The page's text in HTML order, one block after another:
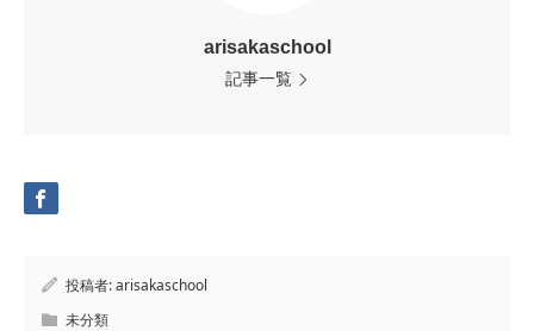
arisakaschool
記事一覧
投稿者:arisakaschool
未分類